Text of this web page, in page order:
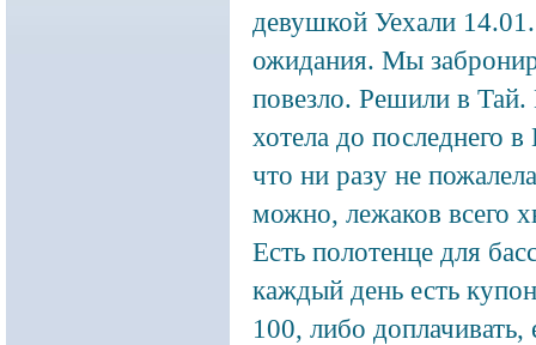
девушкой Уехали
ожидания. Мы
повезло. Решили в
хотела до последнего
что ни разу не
можно, лежаков всего
Есть полотенце для
каждый день есть
100, либо